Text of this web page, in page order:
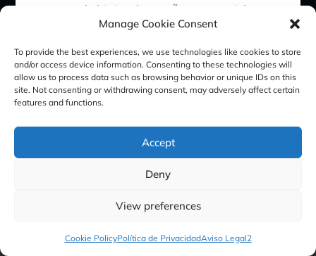
Manage Cookie Consent
To provide the best experiences, we use technologies like cookies to store
and/or access device information. Consenting to these technologies will
allow us to process data such as browsing behavior or unique IDs on this
site. Not consenting or withdrawing consent, may adversely affect certain
features and functions.
Accept
Deny
View preferences
Cookie PolicyPolítica de PrivacidadAviso Legal2
Aviso Legal
GBS Finance ©2023
con el objetivo de engañar a potenciales
inversores o clientes.
Ante esta situación, hemos procedido a:
Denunciar el hecho ante la
Comisión Nacional del Mercado
autoridades competentes.
Activar nuestros protocolos
reputacional y colaboración con
ciberseguridad.
Recomendamos a todos nuestros